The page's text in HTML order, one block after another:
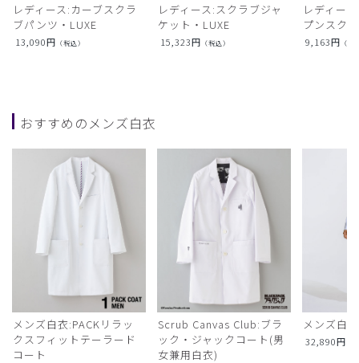
レディース:カーブスクラ
ブパンツ・LUXE
13,090円 （税込）
レディース:スクラブジャ
ケット・LUXE
15,323円 （税込）
レディー
プンスク
9,163円 （税
おすすめのメンズ白衣
メンズ白衣:PACKリラッ
クスフィットテーラード
コート
Scrub Canvas Club:ブラ
ック・ジャックコート(男
女兼用白衣)
メンズ白
32,890円